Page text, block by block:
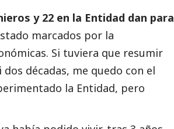
y 22 en la Entidad dan para
marcados por la
Si tuviera que resumir
décadas, me quedo con el
la Entidad, pero